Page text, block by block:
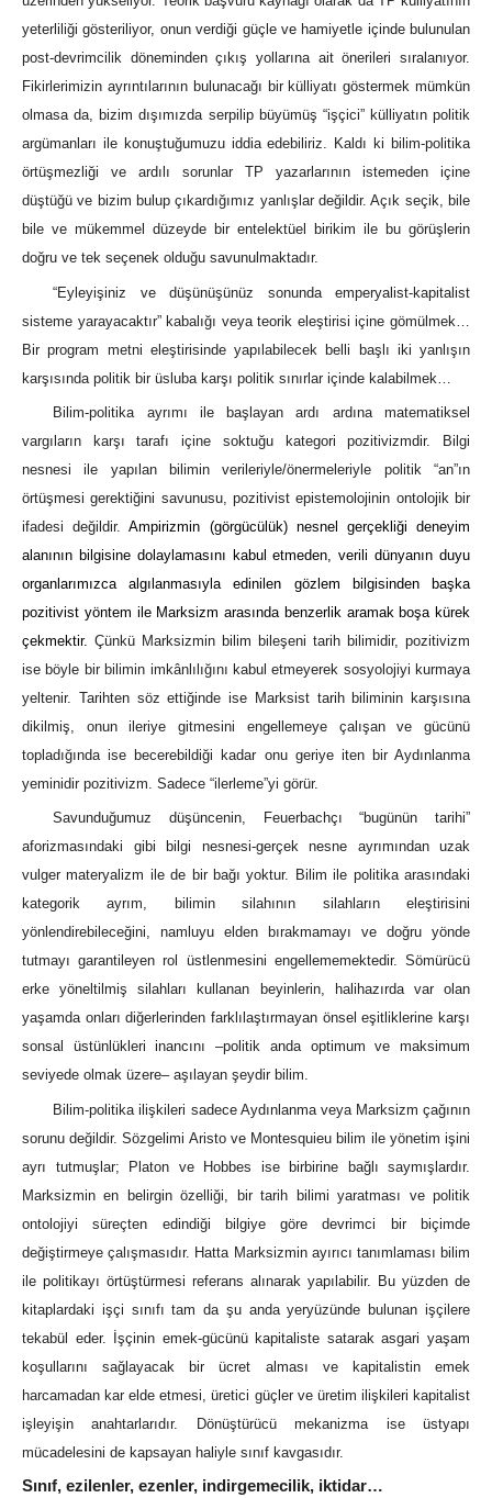
yeterliliği gösteriliyor, onun verdiği güçle ve hamiyetle içinde bulunulan
post-devrimcilik döneminden çıkış yollarına ait önerileri sıralanıyor.
Fikirlerimizin ayrıntılarının bulunacağı bir külliyatı göstermek mümkün
olmasa da, bizim dışımızda serpilip büyümüş “işçici” külliyatın politik
argümanları ile konuştuğumuzu iddia edebiliriz. Kaldı ki bilim-politika
örtüşmezliği ve ardılı sorunlar TP yazarlarının istemeden içine
düştüğü ve bizim bulup çıkardığımız yanlışlar değildir. Açık seçik, bile
bile ve mükemmel düzeyde bir entelektüel birikim ile bu görüşlerin
doğru ve tek seçenek olduğu savunulmaktadır.
“Eyleyişiniz ve düşünüşünüz sonunda emperyalist-kapitalist
sisteme yarayacaktır” kabalığı veya teorik eleştirisi içine gömülmek…
Bir program metni eleştirisinde yapılabilecek belli başlı iki yanlışın
karşısında politik bir üsluba karşı politik sınırlar içinde kalabilmek…
Bilim-politika ayrımı ile başlayan ardı ardına matematiksel
vargıların karşı tarafı içine soktuğu kategori pozitivizmdir. Bilgi
nesnesi ile yapılan bilimin verileriyle/önermeleriyle politik “an”ın
örtüşmesi gerektiğini savunusu, pozitivist epistemolojinin ontolojik bir
ifadesi değildir.Ampirizmin (görgücülük) nesnel gerçekliği deneyim
alanının bilgisine dolaylamasını kabul etmeden, verili dünyanın duyu
organlarımızca algılanmasıyla edinilen gözlem bilgisinden başka
pozitivist yöntem ile Marksizm arasında benzerlik aramak boşa kürek
çekmektir. Çünkü Marksizmin bilim bileşeni tarih bilimidir, pozitivizm
ise böyle bir bilimin imkânlılığını kabul etmeyerek sosyolojiyi kurmaya
yeltenir. Tarihten söz ettiğinde ise Marksist tarih biliminin karşısına
dikilmiş, onun ileriye gitmesini engellemeye çalışan ve gücünü
topladığında ise becerebildiği kadar onu geriye iten bir Aydınlanma
yeminidir pozitivizm. Sadece “ilerleme”yi görür.
Savunduğumuz düşüncenin, Feuerbachçı “bugünün tarihi”
aforizmasındaki gibi bilgi nesnesi-gerçek nesne ayrımından uzak
vulger materyalizm ile de bir bağı yoktur. Bilim ile politika arasındaki
kategorik ayrım, bilimin silahının silahların eleştirisini
yönlendirebileceğini, namluyu elden bırakmamayı ve doğru yönde
tutmayı garantileyen rol üstlenmesini engellememektedir. Sömürücü
erke yöneltilmiş silahları kullanan beyinlerin, halihazırda var olan
yaşamda onları diğerlerinden farklılaştırmayan önsel eşitliklerine karşı
sonsal üstünlükleri inancını –politik anda optimum ve maksimum
seviyede olmak üzere– aşılayan şeydir bilim.
Bilim-politika ilişkileri sadece Aydınlanma veya Marksizm çağının
sorunu değildir. Sözgelimi Aristo ve Montesquieu bilim ile yönetim işini
ayrı tutmuşlar; Platon ve Hobbes ise birbirine bağlı saymışlardır.
Marksizmin en belirgin özelliği, bir tarih bilimi yaratması ve politik
ontolojiyi süreçten edindiği bilgiye göre devrimci bir biçimde
değiştirmeye çalışmasıdır. Hatta Marksizmin ayırıcı tanımlaması bilim
ile politikayı örtüştürmesi referans alınarak yapılabilir. Bu yüzden de
kitaplardaki işçi sınıfı tam da şu anda yeryüzünde bulunan işçilere
tekabül eder. İşçinin emek-gücünü kapitaliste satarak asgari yaşam
koşullarını sağlayacak bir ücret alması ve kapitalistin emek
harcamadan kar elde etmesi, üretici güçler ve üretim ilişkileri kapitalist
işleyişin anahtarlarıdır. Dönüştürücü mekanizma ise üstyapı
mücadelesini de kapsayan haliyle sınıf kavgasıdır.
Sınıf, ezilenler, ezenler, indirgemecilik, iktidar…